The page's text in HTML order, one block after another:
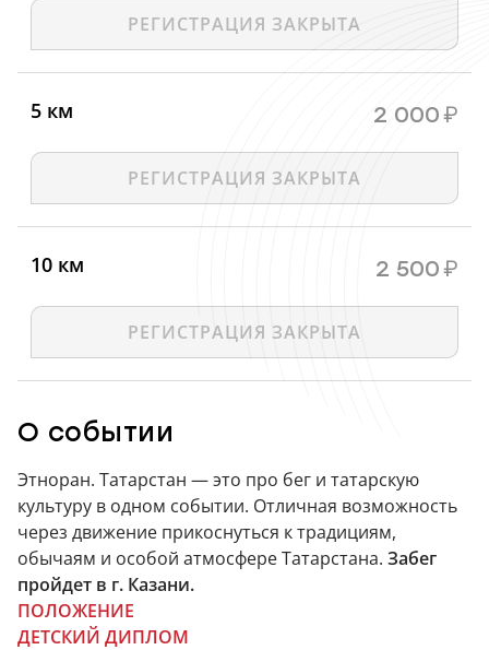
РЕГИСТРАЦИЯ ЗАКРЫТА
5 км 2 000₽
РЕГИСТРАЦИЯ ЗАКРЫТА
10 км 2 500₽
РЕГИСТРАЦИЯ ЗАКРЫТА
О событии
Этноран. Татарстан — это про бег и татарскую
культуру в одном событии. Отличная возможность
через движение прикоснуться к традициям,
обычаям и особой атмосфере Татарстана. Забег
пройдет в г. Казани.
ПОЛОЖЕНИЕ
ДЕТСКИЙ ДИПЛОМ